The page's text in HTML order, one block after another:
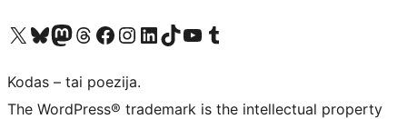
Visit our X (formerly Twitter) account
Apsilankykite mūsų Bluesky paskyroje
Visit our Mastodon account
Apsilankykite mūsų Threads paskyroje
Visit our Facebook page
Visit our Instagram account
Visit our LinkedIn account
Apsilankykite mūsų TikTok paskyroje
Visit our YouTube channel
Apsilankykite mūsų Tumblr paskyroje
Kodas – tai poezija.
The WordPress® trademark is the intellectual property